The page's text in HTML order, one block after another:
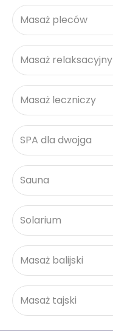
Masaż pleców
Masaż relaksacyjny
Masaż leczniczy
SPA dla dwojga
Sauna
Solarium
Masaż balijski
Masaż tajski